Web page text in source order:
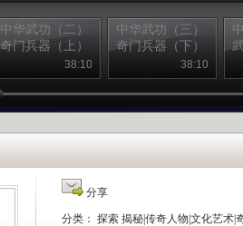
中华武功（二）
奇门兵器（上）
38:10
中华武功（三）
奇门兵器（下）
38:10
分享
分类： 探索 揭秘|传奇人物|文化艺术|